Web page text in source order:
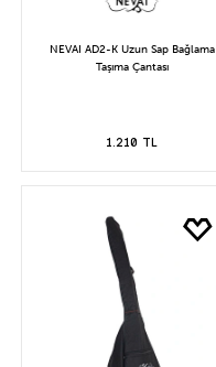
NEVAI AD2-K Uzun Sap Bağlama
Taşıma Çantası
1.210 TL